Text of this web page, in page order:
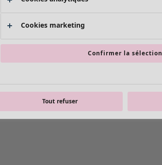
Cookies marketing
Confirmer la sélection
Tout refuser